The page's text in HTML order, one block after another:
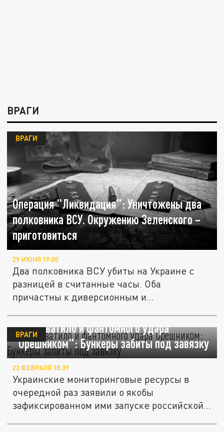
ВРАГИ
Операция "Ликвидация": Уничтожены два
полковника ВСУ. Окружению Зеленского –
приготовиться
ВРАГИ
29 ИЮНЯ 19:00
Два полковника ВСУ убиты на Украине с
разницей в считанные часы. Оба
причастны к диверсионным и...
Киеву хватило и фантомного удара
"Орешником": Бункеры забиты под завязку
ВРАГИ
23 ФЕВРАЛЯ 18:39
Украинские мониторинговые ресурсы в
очередной раз заявили о якобы
зафиксированном ими запуске российской...